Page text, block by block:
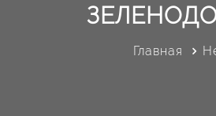
Главная